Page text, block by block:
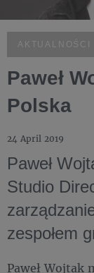
AKTUALNOŚCI
Paweł
Polska
24 April 2019
Paweł
Studio
zespołem
Paweł Wojtak